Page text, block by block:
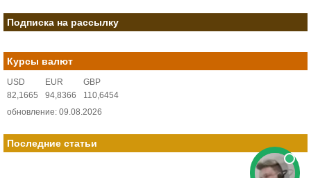
Подписка на рассылку
Курсы валют
USD EUR
GBP
82,1665
94,8366
110,6454
обновление: 09.08.2026
Последние статьи